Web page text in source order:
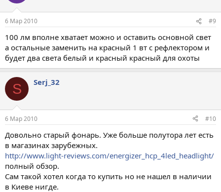
6 Мар 2010 #9
100 лм вполне хватает можно и оставить основной свет
а остальные заменить на красный 1 вт с рефлектором и
будет два света белый и красный красный для охоты
S Serj_32
6 Мар 2010 #10
Довольно старый фонарь. Уже больше полутора лет есть
в магазинах зарубежных.
http://www.light-reviews.com/energizer_hcp_4led_headlight/
полный обзор.
Сам такой хотел когда то купить но не нашел в наличии
в Киеве нигде.